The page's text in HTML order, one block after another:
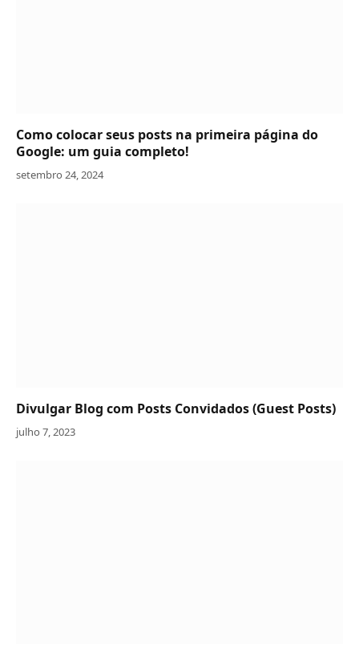
Como colocar seus posts na primeira página do
Google: um guia completo!
setembro 24, 2024
Divulgar Blog com Posts Convidados (Guest Posts)
julho 7, 2023